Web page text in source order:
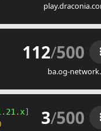
112/500
ba.og-
]
3/500